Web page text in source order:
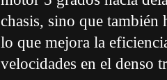
chasis, sino que también
lo que mejora la
velocidades en el denso